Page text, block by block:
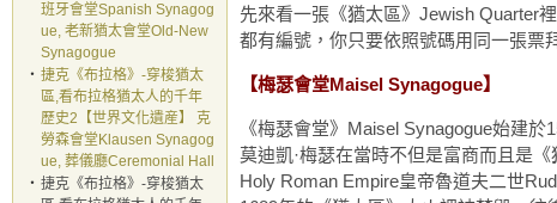
班牙會堂Spanish Synagog
ue, 老新猶太會堂Old-New
Synagogue
‧ 捷克《布拉格》-穿梭猶太
區,看布拉格猶太人的千年
歷史2【世界文化遺産】 克
勞森會堂Klausen Synagog
ue, 葬儀廳Ceremonial Hall
‧ 捷克《布拉格》-穿梭猶太
先來看一張《猶太區》Jewish Quarter
都有編號，你只要依照號碼用同一張票
【梅瑟會堂Maisel Synagogue】
《梅瑟會堂》Maisel Synagogue始建
莫迪凱·梅瑟在當時不但是富商而且是
Holy Roman Empire皇帝魯道夫二世